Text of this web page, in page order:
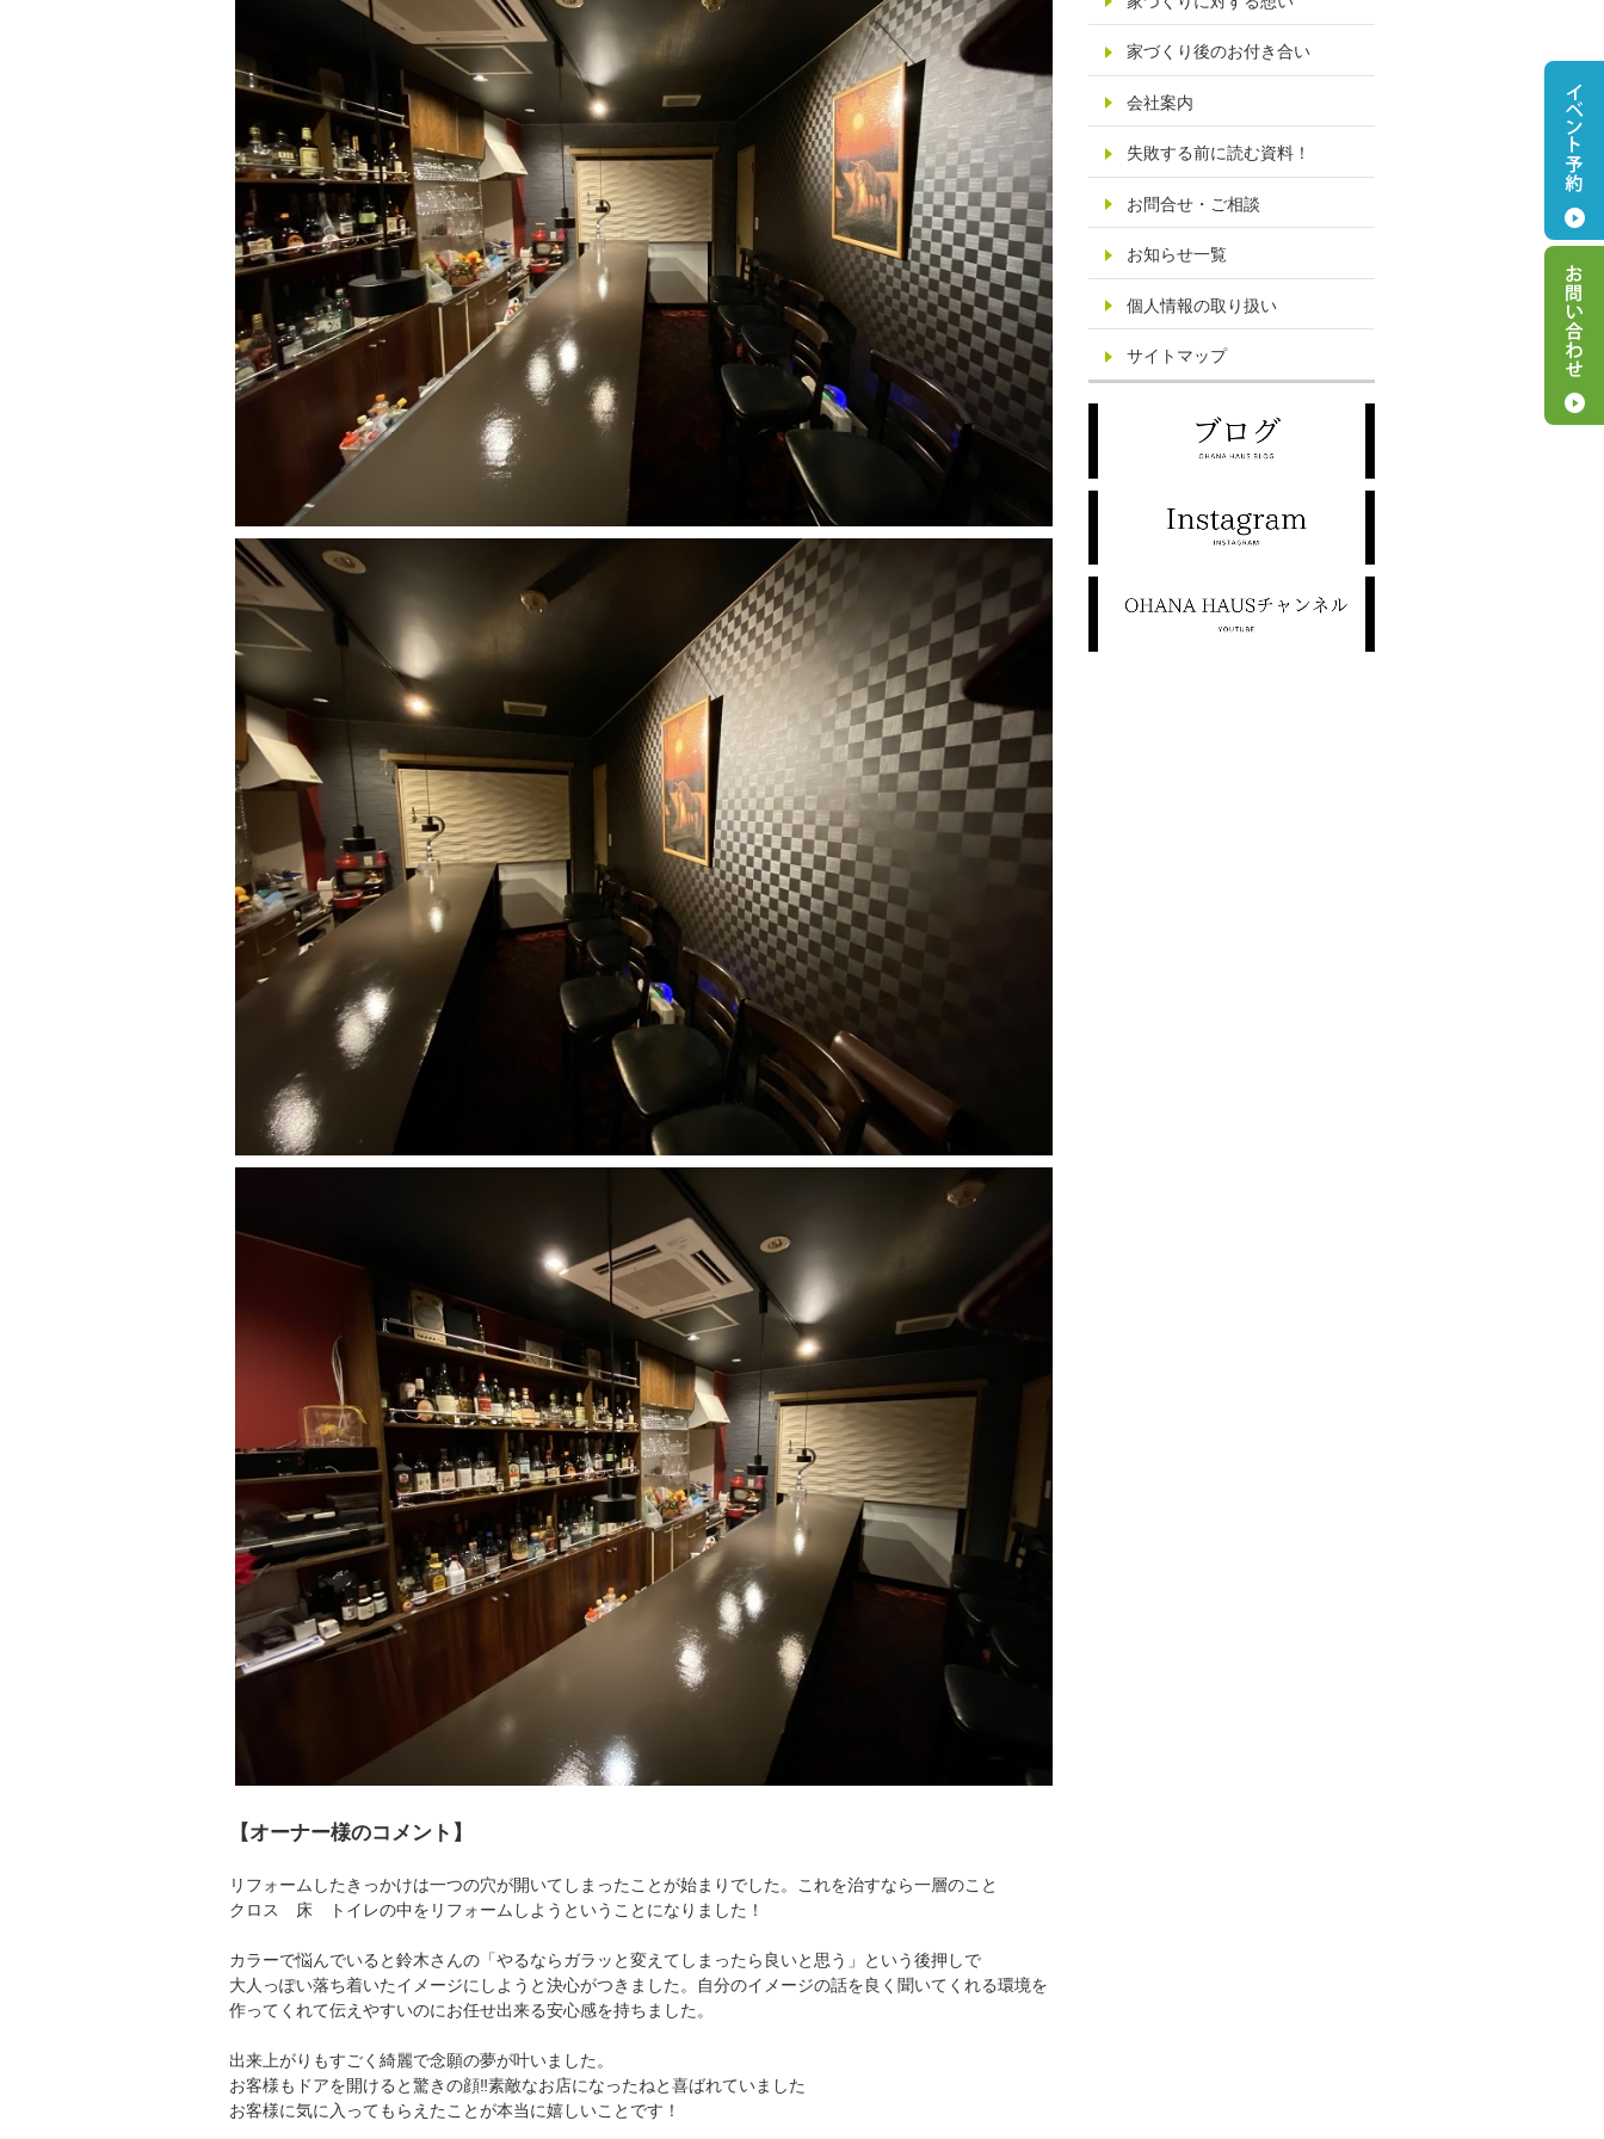
【オーナー様のコメント】
リフォームしたきっかけは一つの穴が開いてしまったことが始まりでした。これを治すなら一層のこと
クロス 床 トイレの中をリフォームしようということになりました！
カラーで悩んでいると鈴木さんの「やるならガラッと変えてしまったら良いと思う」という後押しで
大人っぽい落ち着いたイメージにしようと決心がつきました。自分のイメージの話を良く聞いてくれる環境を
作ってくれて伝えやすいのにお任せ出来る安心感を持ちました。
出来上がりもすごく綺麗で念願の夢が叶いました。
お客様もドアを開けると驚きの顔‼️素敵なお店になったねと喜ばれていました
お客様に気に入ってもらえたことが本当に嬉しいことです！
家づくり後のお付き合い
会社案内
失敗する前に読む資料！
お問合せ・ご相談
お知らせ一覧
個人情報の取り扱い
サイトマップ